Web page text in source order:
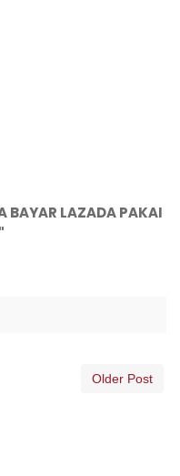
BAYAR LAZADA PAKAI
Older Post